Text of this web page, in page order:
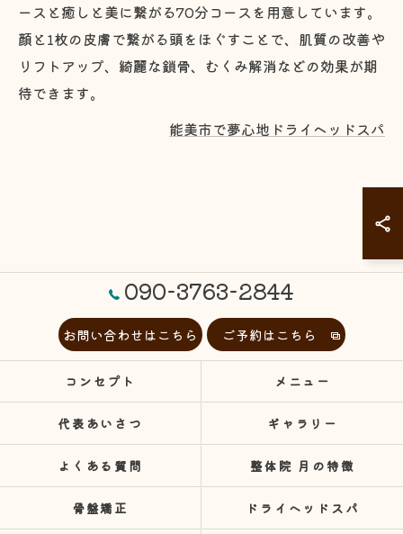
ースと癒しと美に繋がる70分コースを用意しています。
顔と1枚の皮膚で繋がる頭をほぐすことで、肌質の改善や
リフトアップ、綺麗な鎖骨、むくみ解消などの効果が期
待できます。
能美市で夢心地ドライヘッドスパ
090-3763-2844
お問い合わせはこちら ご予約はこちら
コンセプト メニュー
代表あいさつ ギャラリー
よくある質問 整体院 月の特徴
骨盤矯正 ドライヘッドスパ